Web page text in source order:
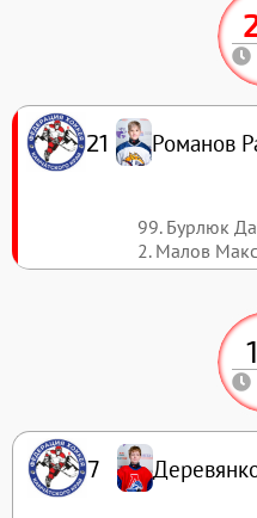
1
7
21 Романов
99. Бурлюк
2. Малов